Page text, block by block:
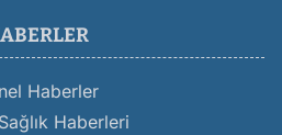
Haberler
Haberleri